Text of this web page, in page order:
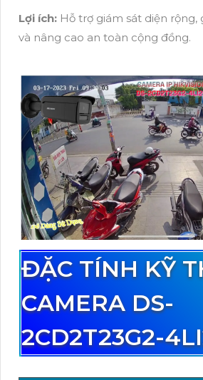
Lợi ích: Hỗ trợ giám sát diện rộng,
và nâng cao an toàn cộng đồng.
ĐẶC TÍNH KỸ
CAMERA DS-
2CD2T23G2-